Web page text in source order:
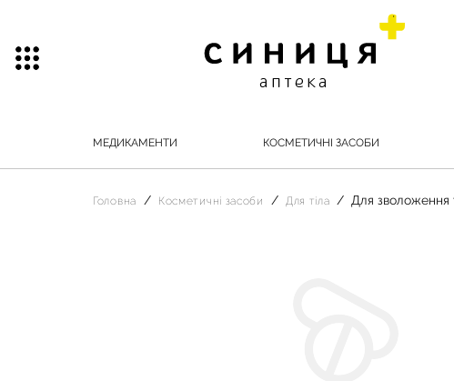
МЕДИКАМЕНТИ КОСМЕТИЧНІ ЗАСОБИ
Головна Косметичні засоби Для тіла Для зволоження